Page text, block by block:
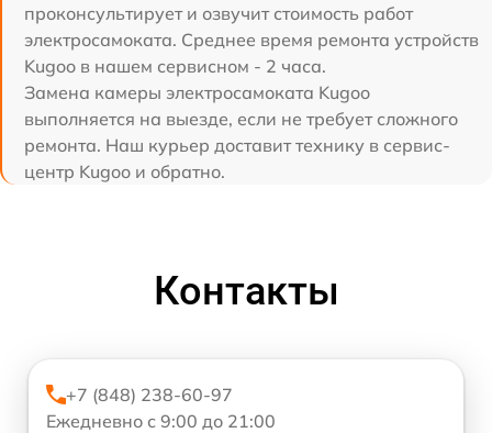
проконсультирует и озвучит стоимость работ
электросамоката. Среднее время ремонта устройств
Kugoo в нашем сервисном - 2 часа.
Замена камеры электросамоката Kugoo
выполняется на выезде, если не требует сложного
ремонта. Наш курьер доставит технику в сервис-
центр Kugoo и обратно.
Контакты
+7 (848) 238-60-97
Ежедневно с 9:00 до 21:00